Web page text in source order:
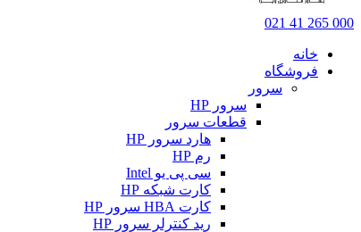
000 265 41 021
خانه
فروشگاه
سرور
سرور HP
قطعات سرور
هارد سرور HP
رم HP
سی پی یو Intel
کارت شبکه HP
کارت HBA سرور HP
رید کنترلر سرور HP